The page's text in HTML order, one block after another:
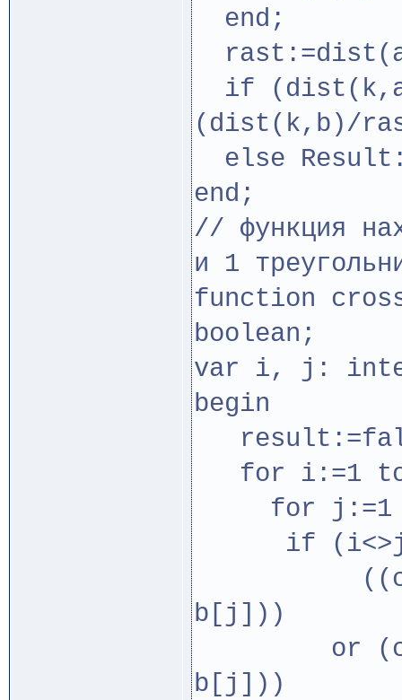
end;
if
(dist(k,b)/
else
end;
// функция
и 1
function
boolean;
var i, j:
begin
for i:=1 to
for j:=1
if (i<>j)
b[j]))
or
b[j]))